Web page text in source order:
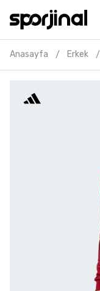
Anasayfa / Erkek /